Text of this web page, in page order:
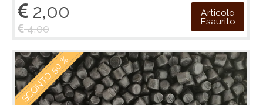
2,00
4,00
Articolo
Esaurito
SCONTO 50 %